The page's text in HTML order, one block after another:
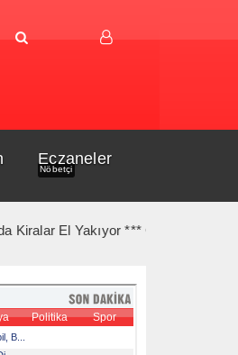
Eczaneler
Nöbetçi
Yakıyor *** Gelibolu